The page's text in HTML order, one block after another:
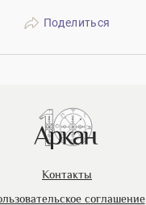
Поделиться
Контакты
соглашение